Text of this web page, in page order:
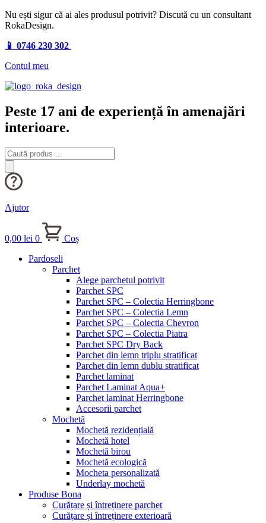
Nu ești sigur că ai ales produsul potrivit? Discută cu un consultant
RokaDesign.
📱 0746 230 302
Contul meu
Peste 17 ani de experiență în amenajări
interioare.
Products
search
Ajutor
0,00 lei 0
Coș
Pardoseli
Parchet
Alege parchetul potrivit
Parchet SPC
Parchet SPC – Colectia Herringbone
Parchet SPC – Colectia Lemn
Parchet SPC – Colectia Chevron
Parchet SPC – Colectia Piatra
Parchet SPC Dry Back
Parchet din lemn triplu stratificat
Parchet din lemn dublu stratificat
Parchet laminat
Parchet Laminat Aqua+
Parchet laminat Herringbone
Accesorii parchet
Mochetă
Mochetă rezidențială
Mochetă hotel
Mochetă birou
Mochetă ecologică
Mocheta personalizată
Underlay mochetă
Produse Bona
Curățare și întreținere parchet
Curățare și întreținere exterioară